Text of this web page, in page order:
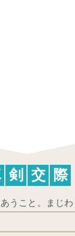
剣 交 際
うこと。まじ